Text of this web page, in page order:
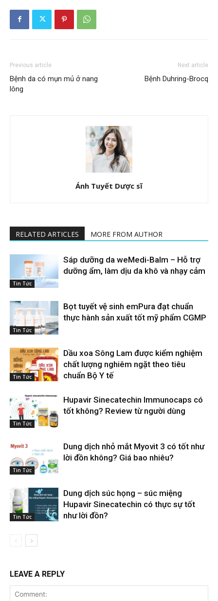
Previous article
Bệnh da có mụn mủ ở nang
lông
Next article
Bệnh Duhring-Brocq
Ánh Tuyết Dược sĩ
RELATED ARTICLES MORE FROM AUTHOR
Tin Tức
Sáp dưỡng da weMedi-Balm – Hỗ trợ
dưỡng ẩm, làm dịu da khô và nhạy cảm
Tin Tức
Bọt tuyết vệ sinh emPura đạt chuẩn
thực hành sản xuất tốt mỹ phẩm CGMP
Tin Tức
Dầu xoa Sông Lam được kiểm nghiệm
chất lượng nghiêm ngặt theo tiêu
chuẩn Bộ Y tế
Tin Tức
Hupavir Sinecatechin Immunocaps có
tốt không? Review từ người dùng
Tin Tức
Dung dịch nhỏ mắt Myovit 3 có tốt như
lời đồn không? Giá bao nhiêu?
Tin Tức
Dung dịch súc họng – súc miệng
Hupavir Sinecatechin có thực sự tốt
như lời đồn?
LEAVE A REPLY